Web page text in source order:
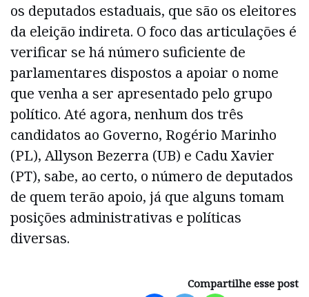
os deputados estaduais, que são os eleitores
da eleição indireta. O foco das articulações é
verificar se há número suficiente de
parlamentares dispostos a apoiar o nome
que venha a ser apresentado pelo grupo
político. Até agora, nenhum dos três
candidatos ao Governo, Rogério Marinho
(PL), Allyson Bezerra (UB) e Cadu Xavier
(PT), sabe, ao certo, o número de deputados
de quem terão apoio, já que alguns tomam
posições administrativas e políticas
diversas.
Compartilhe esse post